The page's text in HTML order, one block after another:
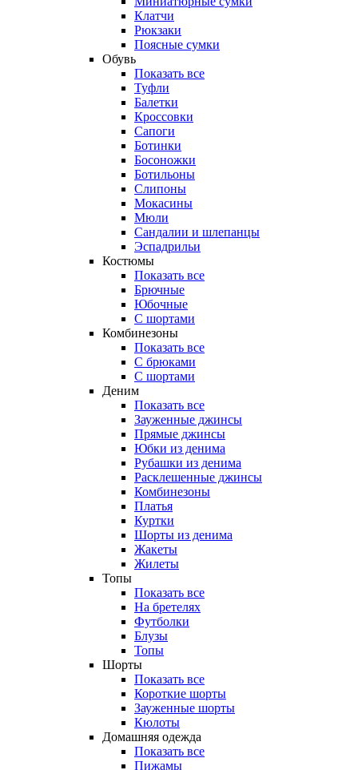
Клатчи
Рюкзаки
Поясные сумки
Обувь
Показать все
Туфли
Балетки
Кроссовки
Сапоги
Ботинки
Босоножки
Ботильоны
Слипоны
Мокасины
Мюли
Сандалии и шлепанцы
Эспадрильи
Костюмы
Показать все
Брючные
Юбочные
С шортами
Комбинезоны
Показать все
С брюками
С шортами
Деним
Показать все
Зауженные джинсы
Прямые джинсы
Юбки из денима
Рубашки из денима
Расклешенные джинсы
Комбинезоны
Платья
Куртки
Шорты из денима
Жакеты
Жилеты
Топы
Показать все
На бретелях
Футболки
Блузы
Топы
Шорты
Показать все
Короткие шорты
Зауженные шорты
Кюлоты
Домашняя одежда
Показать все
Пижамы